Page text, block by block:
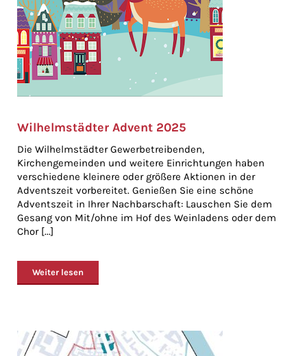
Wilhelmstädter Advent 2025
Die Wilhelmstädter Gewerbetreibenden,
Kirchengemeinden und weitere Einrichtungen haben
verschiedene kleinere oder größere Aktionen in der
Adventszeit vorbereitet. Genießen Sie eine schöne
Adventszeit in Ihrer Nachbarschaft: Lauschen Sie dem
Gesang von Mit/ohne im Hof des Weinladens oder dem
Chor [...]
Weiter lesen